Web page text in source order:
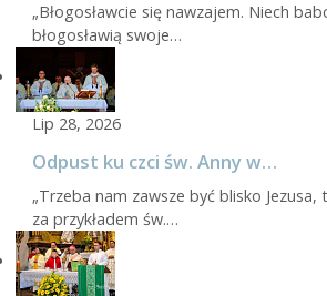
„Błogosławcie się nawzajem. Niech
błogosławią swoje…
Lip 28, 2026
Odpust ku czci św. Anny w…
„Trzeba nam zawsze być blisko Jezusa,
za przykładem św.…